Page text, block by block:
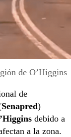
de O’Higgins
de
Senapred)
debido a
a la zona.